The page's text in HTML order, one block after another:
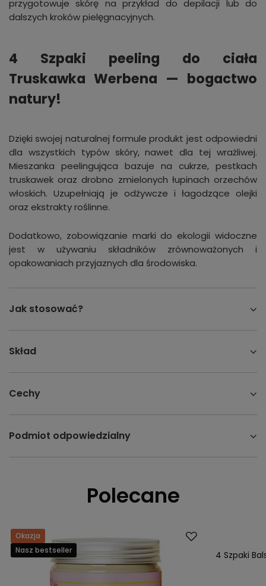
przygotowuje skórę na przykład do depilacji lub do
dalszych kroków pielęgnacyjnych.
4 Szpaki peeling do ciała
Truskawka Werbena — bogactwo
natury!
Dzięki swojej naturalnej formule produkt jest odpowiedni
dla wszystkich typów skóry, nawet dla tej wrażliwej.
Mieszanka peelingująca bazuje na cukrze, pestkach
truskawek oraz drobno zmielonych łupinach orzechów
włoskich. Uzupełniają je odżywcze i łagodzące olejki
oraz ekstrakty roślinne.
Dodatkowo, zobowiązanie marki do ekologii widoczne
jest w używaniu składników zrównoważonych i
opakowaniach przyjaznych dla środowiska.
Jak stosować?
Skład
Cechy
Podmiot odpowiedzialny
Polecane
Okazja
Nasz bestseller
4 Szpaki